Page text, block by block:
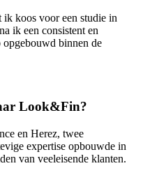
koos voor een studie in
ik een consistent en
opgebouwd binnen de
Look&Fin?
en Herez, twee
expertise opbouwde in
van veeleisende klanten.